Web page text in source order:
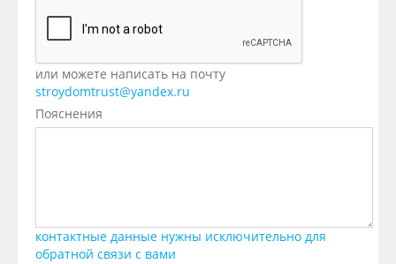
или можете написать на почту
stroydomtrust@yandex.ru
Пояснения
контактные данные нужны исключительно для
обратной связи с вами